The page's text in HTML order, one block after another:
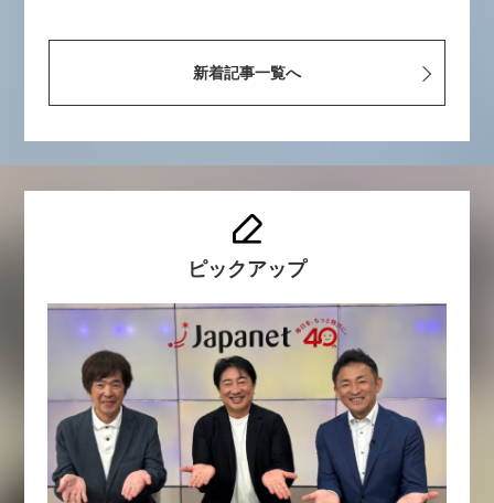
新着記事一覧へ
ピックアップ